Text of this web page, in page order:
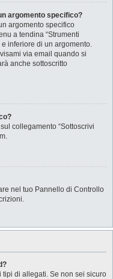
argomento specifico?
argomento specifico
a tendina “Strumenti
inferiore di un argomento.
via email quando si
anche sottoscritto
collegamento “Sottoscrivi
nel tuo Pannello di Controllo
di allegati. Se non sei sicuro